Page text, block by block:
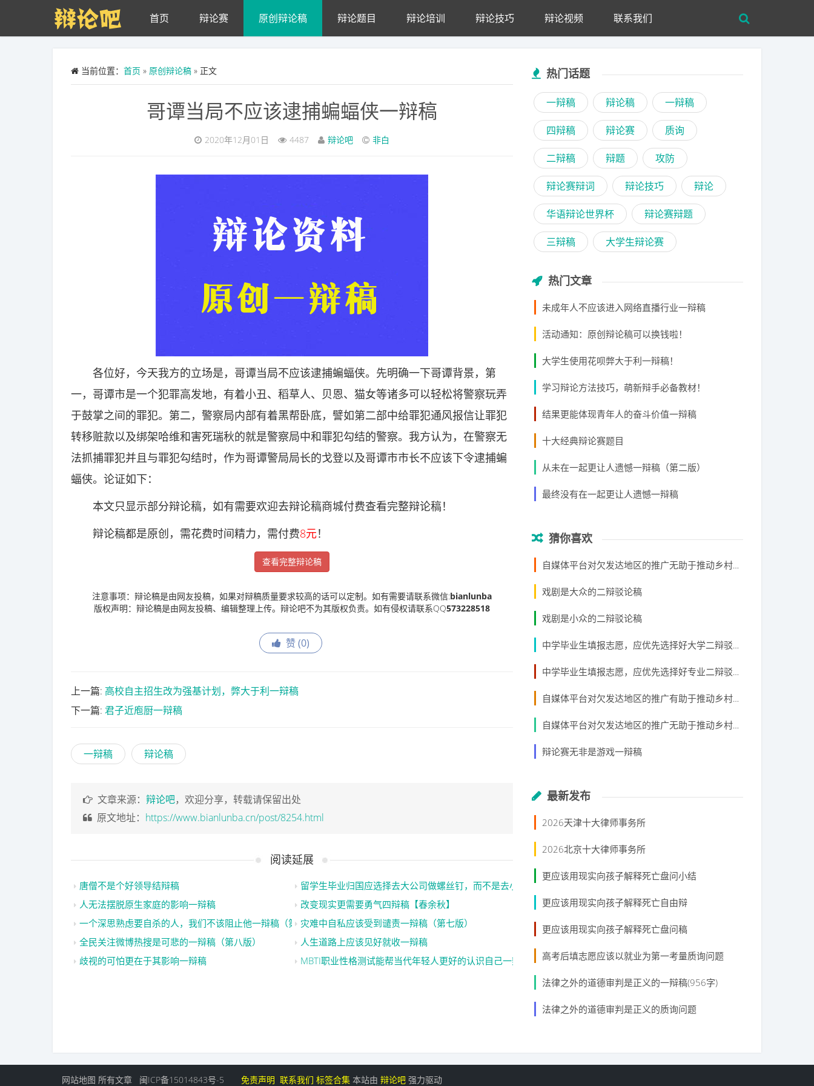
Skip to main content
首页 辩论赛 原创辩论稿 辩论题目 辩论培训 辩论技巧 辩论视频 联系我们
当前位置： 首页 » 原创辩论稿 » 正文
哥谭当局不应该逮捕蝙蝠侠一辩稿
2020年12月01日 4487 辩论吧 非白
各位好，今天我方的立场是，哥谭当局不应该逮捕蝙蝠侠。先明确一下哥谭背景，第
一，哥谭市是一个犯罪高发地，有着小丑、稻草人、贝恩、猫女等诸多可以轻松将警察玩弄
于鼓掌之间的罪犯。第二，警察局内部有着黑帮卧底，譬如第二部中给罪犯通风报信让罪犯
转移赃款以及绑架哈维和害死瑞秋的就是警察局中和罪犯勾结的警察。我方认为，在警察无
法抓捕罪犯并且与罪犯勾结时，作为哥谭警局局长的戈登以及哥谭市市长不应该下令逮捕蝙
蝠侠。论证如下：
本文只显示部分辩论稿，如有需要欢迎去辩论稿商城付费查看完整辩论稿！
辩论稿都是原创，需花费时间精力，需付费8元！
查看完整辩论稿
注意事项：辩论稿是由网友投稿，如果对辩稿质量要求较高的话可以定制。如有需要请联系微信:bianlunba
版权声明：辩论稿是由网友投稿、编辑整理上传。辩论吧不为其版权负责。如有侵权请联系QQ573228518
赞 (0)
上一篇: 高校自主招生改为强基计划，弊大于利一辩稿
下一篇: 君子近庖厨一辩稿
一辩稿 辩论稿
文章来源： 辩论吧，欢迎分享，转载请保留出处
原文地址： https://www.bianlunba.cn/post/8254.html
阅读延展
唐僧不是个好领导结辩稿
留学生毕业归国应选择去大公司做螺丝钉，而不是去小公司当顶梁柱一辩稿
人无法摆脱原生家庭的影响一辩稿
改变现实更需要勇气四辩稿【春余秋】
一个深思熟虑要自杀的人，我们不该阻止他一辩稿（第四版）灾难中自私应该受到谴责一辩稿（第七版）
全民关注微博热搜是可悲的一辩稿（第八版）
人生道路上应该见好就收一辩稿
歧视的可怕更在于其影响一辩稿
MBTI职业性格测试能帮当代年轻人更好的认识自己一辩稿【九只小白鹿】
热门话题
一辩稿 辩论稿 一辩稿
四辩稿 辩论赛 质询
二辩稿 辩题 攻防
辩论赛辩词 辩论技巧 辩论
华语辩论世界杯 辩论赛辩题
三辩稿 大学生辩论赛
热门文章
未成年人不应该进入网络直播行业一辩稿
活动通知：原创辩论稿可以换钱啦！
大学生使用花呗弊大于利一辩稿！
学习辩论方法技巧，萌新辩手必备教材！
结果更能体现青年人的奋斗价值一辩稿
十大经典辩论赛题目
从未在一起更让人遗憾一辩稿（第二版）
最终没有在一起更让人遗憾一辩稿
猜你喜欢
自媒体平台对欠发达地区的推广无助于推动乡村振兴进程四辩稿
戏剧是大众的二辩驳论稿
戏剧是小众的二辩驳论稿
中学毕业生填报志愿，应优先选择好大学二辩驳论稿
中学毕业生填报志愿，应优先选择好专业二辩驳论稿
自媒体平台对欠发达地区的推广有助于推动乡村振兴进程二辩驳论稿
自媒体平台对欠发达地区的推广无助于推动乡村振兴进程二辩驳论稿
辩论赛无非是游戏一辩稿
最新发布
2026天津十大律师事务所
2026北京十大律师事务所
更应该用现实向孩子解释死亡盘问小结
更应该用现实向孩子解释死亡自由辩
更应该用现实向孩子解释死亡盘问稿
高考后填志愿应该以就业为第一考量质询问题
法律之外的道德审判是正义的一辩稿(956字)
法律之外的道德审判是正义的质询问题
网站地图 所有文章 闽ICP备15014843号-5 免责声明 联系我们 标签合集 本站由 辩论吧 强力驱动